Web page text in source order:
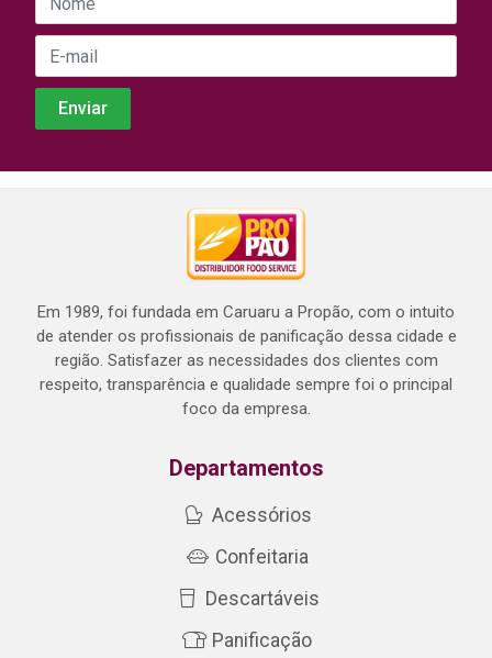
Em 1989, foi fundada em Caruaru a Propão, com o intuito
de atender os profissionais de panificação dessa cidade e
região. Satisfazer as necessidades dos clientes com
respeito, transparência e qualidade sempre foi o principal
foco da empresa.
Departamentos
Acessórios
Confeitaria
Descartáveis
Panificação